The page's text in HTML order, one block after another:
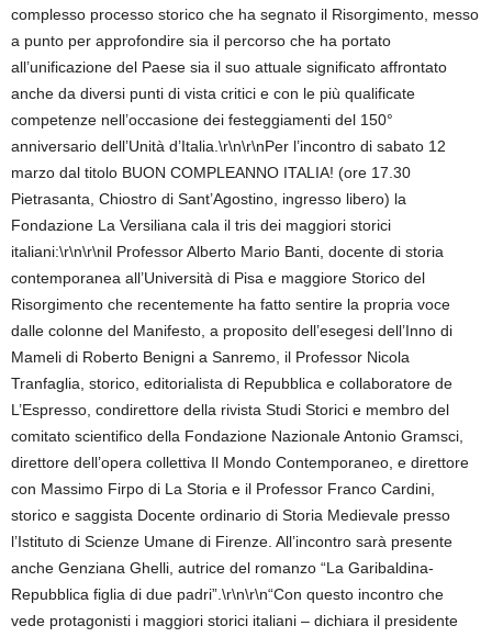
complesso processo storico che ha segnato il Risorgimento, messo
a punto per approfondire sia il percorso che ha portato
all’unificazione del Paese sia il suo attuale significato affrontato
anche da diversi punti di vista critici e con le più qualificate
competenze nell’occasione dei festeggiamenti del 150°
anniversario dell’Unità d’Italia.\r\n\r\nPer l’incontro di sabato 12
marzo dal titolo BUON COMPLEANNO ITALIA! (ore 17.30
Pietrasanta, Chiostro di Sant’Agostino, ingresso libero) la
Fondazione La Versiliana cala il tris dei maggiori storici
italiani:\r\n\r\nil Professor Alberto Mario Banti, docente di storia
contemporanea all’Università di Pisa e maggiore Storico del
Risorgimento che recentemente ha fatto sentire la propria voce
dalle colonne del Manifesto, a proposito dell’esegesi dell’Inno di
Mameli di Roberto Benigni a Sanremo, il Professor Nicola
Tranfaglia, storico, editorialista di Repubblica e collaboratore de
L’Espresso, condirettore della rivista Studi Storici e membro del
comitato scientifico della Fondazione Nazionale Antonio Gramsci,
direttore dell’opera collettiva Il Mondo Contemporaneo, e direttore
con Massimo Firpo di La Storia e il Professor Franco Cardini,
storico e saggista Docente ordinario di Storia Medievale presso
l’Istituto di Scienze Umane di Firenze. All’incontro sarà presente
anche Genziana Ghelli, autrice del romanzo “La Garibaldina-
Repubblica figlia di due padri”.\r\n\r\n“Con questo incontro che
vede protagonisti i maggiori storici italiani – dichiara il presidente